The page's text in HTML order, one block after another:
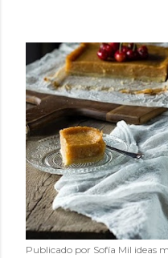
Publicado por Sofía Mil ideas